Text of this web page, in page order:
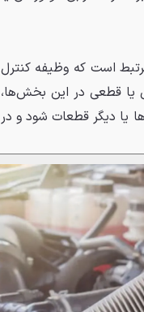
است که وظیفه کنترل
یا قطعی در این بخش‌ها،
یا دیگر قطعات شود و در